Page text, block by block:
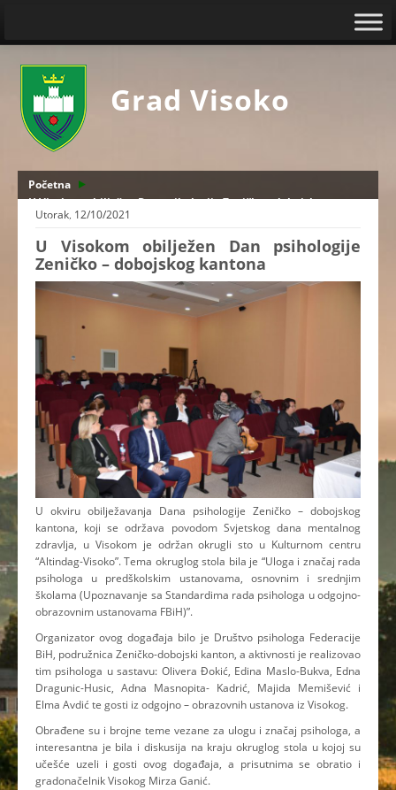
Grad Visoko
Početna
U Visokom obilježen Dan psihologije Zeničko – dobojskog
kantona
Utorak, 12/10/2021
U Visokom obilježen Dan psihologije
Zeničko – dobojskog kantona
U okviru obilježavanja Dana psihologije Zeničko – dobojskog
kantona, koji se održava povodom Svjetskog dana mentalnog
zdravlja, u Visokom je održan okrugli sto u Kulturnom centru
“Altindag-Visoko”. Tema okruglog stola bila je “Uloga i značaj rada
psihologa u predškolskim ustanovama, osnovnim i srednjim
školama (Upoznavanje sa Standardima rada psihologa u odgojno-
obrazovnim ustanovama FBiH)”.
Organizator ovog događaja bilo je Društvo psihologa Federacije
BiH, podružnica Zeničko-dobojski kanton, a aktivnosti je realizovao
tim psihologa u sastavu: Olivera Đokić, Edina Maslo-Bukva, Edna
Dragunic-Husic, Adna Masnopita- Kadrić, Majida Memišević i
Elma Avdić te gosti iz odgojno – obrazovnih ustanova iz Visokog.
Obrađene su i brojne teme vezane za ulogu i značaj psihologa, a
interesantna je bila i diskusija na kraju okruglog stola u kojoj su
učešće uzeli i gosti ovog događaja, a prisutnima se obratio i
gradonačelnik Visokog Mirza Ganić.